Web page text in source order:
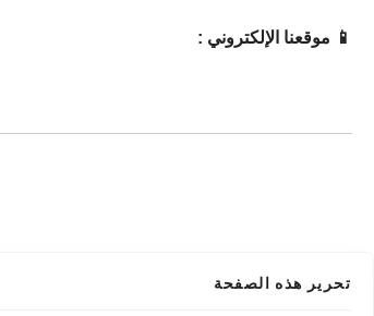
📱 موقعنا الإلكتروني :
تحرير هذه الصفحة